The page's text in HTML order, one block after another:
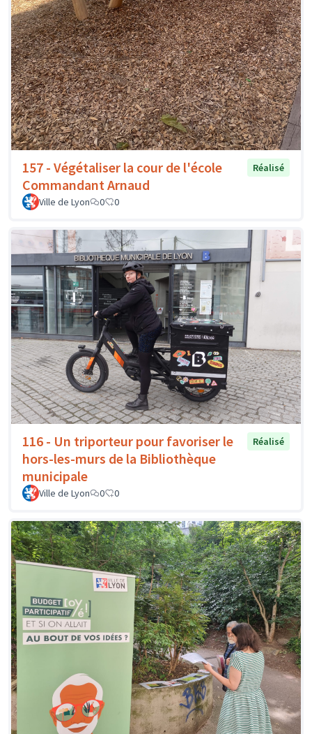
157 - Végétaliser la cour de l'école
Commandant Arnaud
Réalisé
Ville de Lyon 0 0
116 - Un triporteur pour favoriser le
hors-les-murs de la Bibliothèque
municipale
Réalisé
Ville de Lyon 0 0